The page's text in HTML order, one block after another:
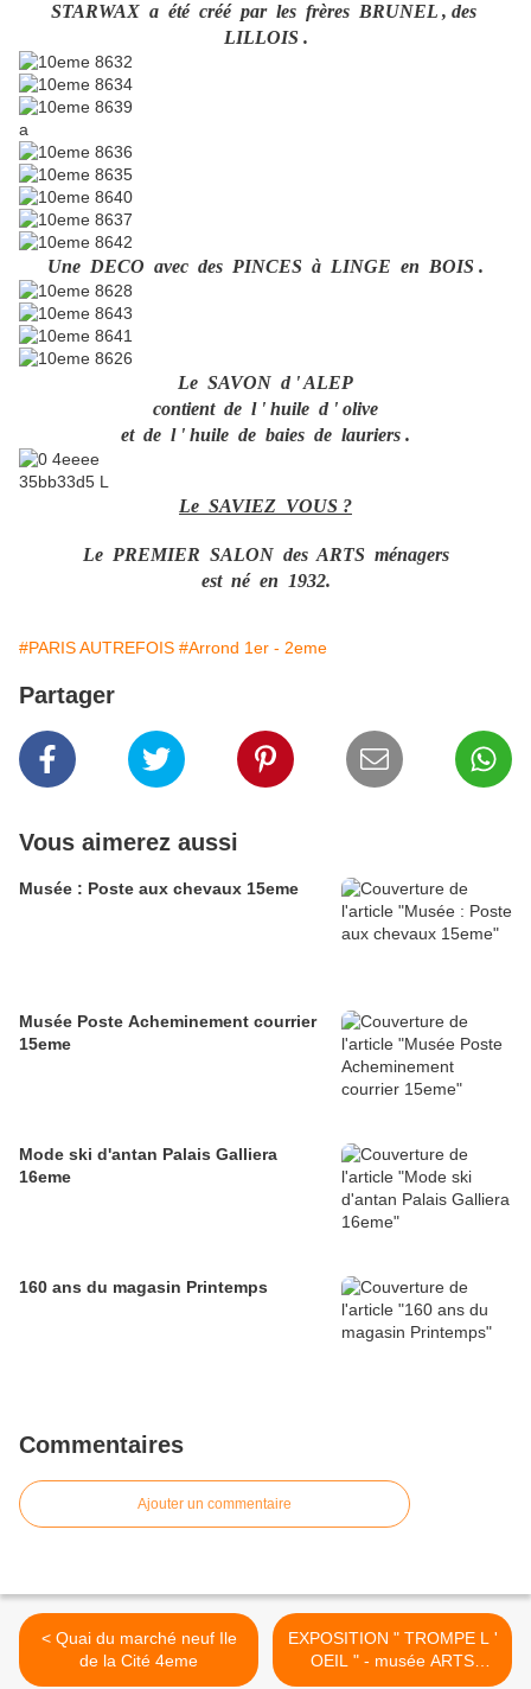
STARWAX a été créé par les frères BRUNEL , des
LILLOIS .
a
Une DECO avec des PINCES à LINGE en BOIS .
Le SAVON d ' ALEP
contient de l ' huile d ' olive
et de l ' huile de baies de lauriers .
Le SAVIEZ VOUS ?
Le PREMIER SALON des ARTS ménagers
est né en 1932.
#PARIS AUTREFOIS #Arrond 1er - 2eme
Partager
Vous aimerez aussi
Musée : Poste aux chevaux 15eme
Musée Poste Acheminement courrier
15eme
Mode ski d'antan Palais Galliera
16eme
160 ans du magasin Printemps
Commentaires
Ajouter un commentaire
< Quai du marché neuf Ile
de la Cité 4eme
EXPOSITION " TROMPE L '
OEIL " - musée ARTS
DECORATIFS >